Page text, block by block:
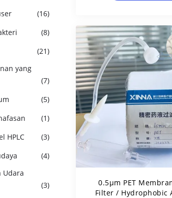
(16)
(8)
(21)
yang
(7)
(5)
(1)
HPLC
(3)
(4)
Udara
(3)
0.5μm PET
Filter / Hydrophobic